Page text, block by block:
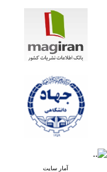
آمار سایت